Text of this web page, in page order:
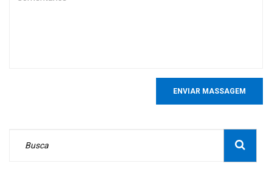
ENVIAR MASSAGEM